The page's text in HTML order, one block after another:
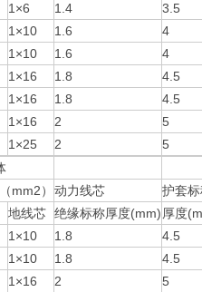
1×6 1.4 3.5
1×10 1.6 4
1×10 1.6 4
1×16 1.8 4.5
1×16 1.8 4.5
1×16 2 5
1×25 2 5
mm2） 动力线芯 护套
地线芯 绝缘标称厚度(mm) 厚度
1×10 1.8 4.5
1×10 1.8 4.5
1×16 2 5